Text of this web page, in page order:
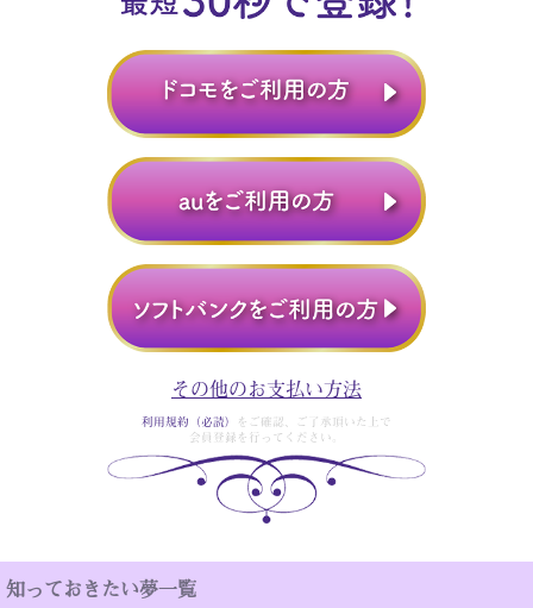
その他のお支払い方法
利用規約（必読）
をご確認、ご了承頂いた上で
会員登録を行ってください。
知っておきたい夢一覧